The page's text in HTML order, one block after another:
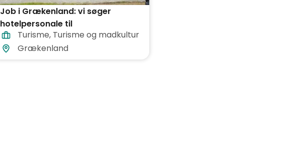
Job i Grækenland: vi søger
hotelpersonale til
turistdestinationer
Turisme, Turisme og madkultur
Grækenland